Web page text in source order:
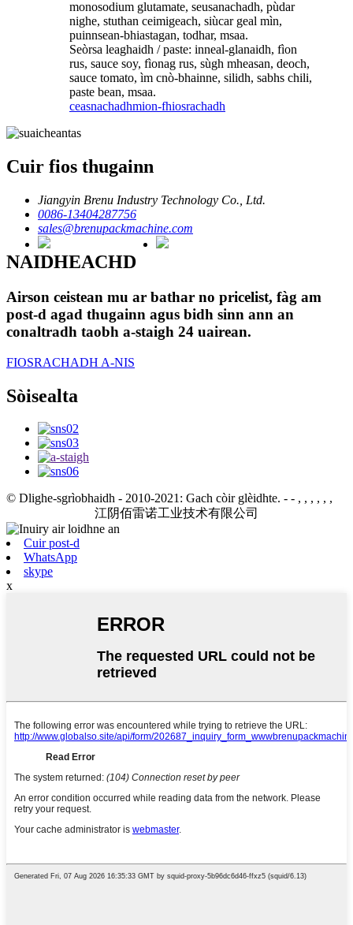
monosodium glutamate, seusanachadh, pùdar
nighe, stuthan ceimigeach, siùcar geal mìn,
puinnsean-bhiastagan, todhar, msaa.
Seòrsa leaghaidh / paste: inneal-glanaidh, fìon
rus, sauce soy, fìonag rus, sùgh mheasan, deoch,
sauce tomato, ìm cnò-bhainne, silidh, sabhs chili,
paste bean, msaa.
ceasnachadhmion-fhiosrachadh
Cuir fios thugainn
Jiangyin Brenu Industry Technology Co., Ltd.
0086-13404287756
sales@brenupackmachine.com
NAIDHEACHD
Airson ceistean mu ar bathar no pricelist, fàg am
post-d agad thugainn agus bidh sinn ann an
conaltradh taobh a-staigh 24 uairean.
FIOSRACHADH A-NIS
Sòisealta
© Dlighe-sgrìobhaidh - 2010-2021: Gach còir glèidhte. - - , , , , , ,
江阴佰雷诺工业技术有限公司
Cuir post-d
WhatsApp
skype
x